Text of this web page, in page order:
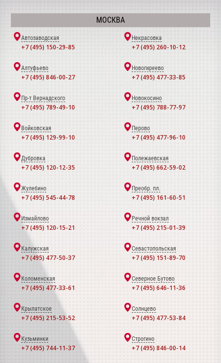
МОСКВА
Автозаводская
+7 (495) 150-29-85
Некрасовка
+7 (495) 260-10-12
Алтуфьево
+7 (495) 846-00-27
Новогиреево
+7 (495) 477-33-85
Пр-т Вернадского
+7 (495) 789-49-10
Новокосино
+7 (495) 788-77-97
Войковская
+7 (495) 129-99-10
Перово
+7 (495) 477-96-10
Дубровка
+7 (495) 120-12-35
Полежаевская
+7 (495) 662-59-02
Жулебино
+7 (495) 545-44-78
Преобр. пл.
+7 (495) 161-60-51
Измайлово
+7 (495) 120-15-21
Речной вокзал
+7 (495) 215-01-39
Калужская
+7 (495) 477-50-37
Севастопольская
+7 (495) 151-89-70
Коломенская
+7 (495) 477-33-61
Северное Бутово
+7 (495) 646-11-36
Крылатское
+7 (495) 215-53-52
Солнцево
+7 (495) 477-53-84
Кузьминки
+7 (495) 744-11-37
Строгино
+7 (495) 846-00-14